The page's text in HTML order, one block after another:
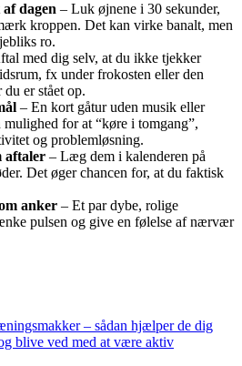
dagen – Luk øjnene i 30 sekunder,
kroppen. Det kan virke banalt, men
ro.
med dig selv, at du ikke tjekker
fx under frokosten eller den
er stået op.
– En kort gåtur uden musik eller
for at “køre i tomgang”,
og problemløsning.
aftaler – Læg dem i kalenderen på
Det øger chancen for, at du faktisk
anker – Et par dybe, rolige
pulsen og give en følelse af nærvær
– sådan hjælper de dig
blive ved med at være aktiv